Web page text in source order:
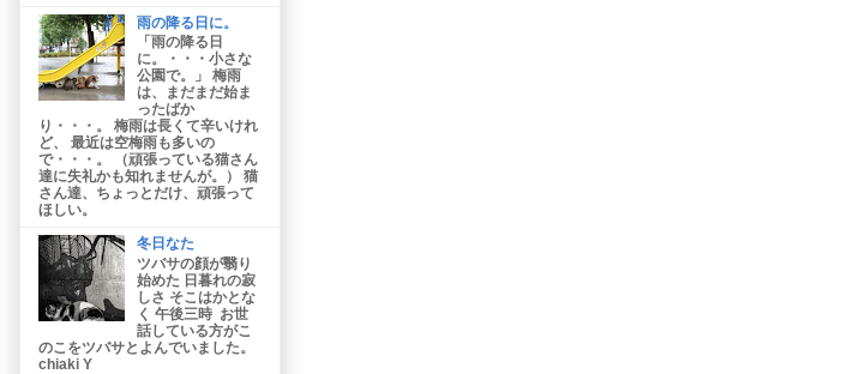
雨の降る日に。
「雨の降る日
に。・・・小さな
公園で。」 梅雨
は、まだまだ始ま
ったばか
り・・・。 梅雨は長くて辛いけれ
ど、 最近は空梅雨も多いの
で・・・。 （頑張っている猫さん
達に失礼かも知れませんが。） 猫
さん達、ちょっとだけ、頑張って
ほしい。
冬日なた
ツバサの顔が翳り
始めた 日暮れの寂
しさ そこはかとな
く 午後三時 お世
話している方がこ
のこをツバサとよんでいました。
chiaki Y